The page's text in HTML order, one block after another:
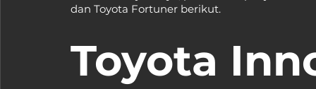
dan Toyota Fortuner berikut.
Toyota